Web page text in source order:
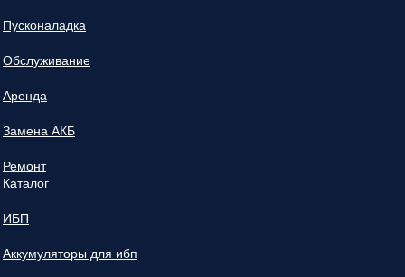
Пусконаладка
Обслуживание
Аренда
Замена АКБ
Ремонт
Каталог
ИБП
Аккумуляторы для ибп